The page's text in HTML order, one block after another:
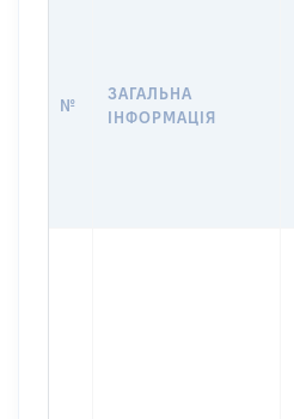
№
ЗАГАЛЬНА
ІНФОРМАЦІЯ